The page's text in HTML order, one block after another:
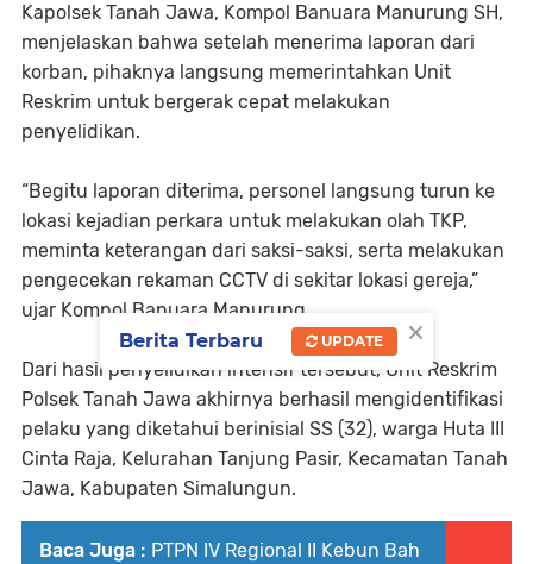
Kapolsek Tanah Jawa, Kompol Banuara Manurung SH,
menjelaskan bahwa setelah menerima laporan dari
korban, pihaknya langsung memerintahkan Unit
Reskrim untuk bergerak cepat melakukan
penyelidikan.
“Begitu laporan diterima, personel langsung turun ke
lokasi kejadian perkara untuk melakukan olah TKP,
meminta keterangan dari saksi-saksi, serta melakukan
pengecekan rekaman CCTV di sekitar lokasi gereja,”
ujar Kompol Banuara Manurung.
Dari hasil penyelidikan intensif tersebut, Unit Reskrim
Polsek Tanah Jawa akhirnya berhasil mengidentifikasi
pelaku yang diketahui berinisial SS (32), warga Huta III
Cinta Raja, Kelurahan Tanjung Pasir, Kecamatan Tanah
Jawa, Kabupaten Simalungun.
Baca Juga : PTPN IV Regional II Kebun Bah
×
Berita Terbaru UPDATE